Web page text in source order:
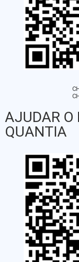
AJUDAR O
QUANTIA